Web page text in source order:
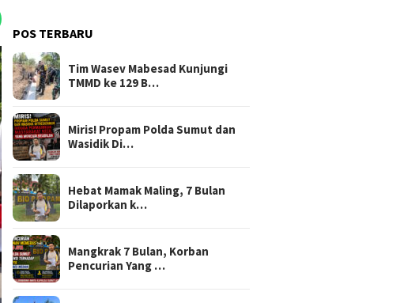
POS TERBARU
Tim Wasev Mabesad Kunjungi
TMMD ke 129 B…
Miris! Propam Polda Sumut dan
Wasidik Di…
Hebat Mamak Maling, 7 Bulan
Dilaporkan k…
Mangkrak 7 Bulan, Korban
Pencurian Yang …